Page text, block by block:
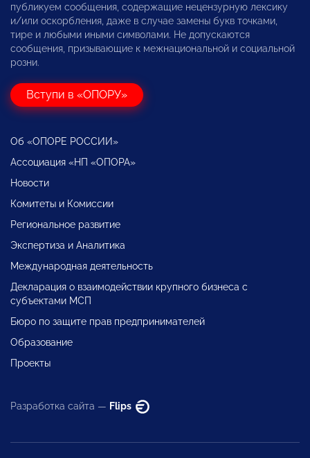
публикуем сообщения, содержащие нецензурную лексику
и/или оскорбления, даже в случае замены букв точками,
тире и любыми иными символами. Не допускаются
сообщения, призывающие к межнациональной и социальной
розни.
Вступи в «ОПОРУ»
Об «ОПОРЕ РОССИИ»
Ассоциация «НП «ОПОРА»
Новости
Комитеты и Комиссии
Региональное развитие
Экспертиза и Аналитика
Международная деятельность
Декларация о взаимодействии крупного бизнеса с
субъектами МСП
Бюро по защите прав предпринимателей
Образование
Проекты
Разработка сайта — Flips